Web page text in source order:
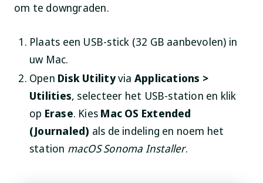
om te downgraden.
Plaats een USB-stick (32 GB aanbevolen) in
uw Mac.
Open Disk Utilityvia Applications >
Utilities, selecteer het USB-station en klik
op Erase. Kies Mac OS Extended
(Journaled) als de indeling en noem het
station macOS Sonoma Installer.